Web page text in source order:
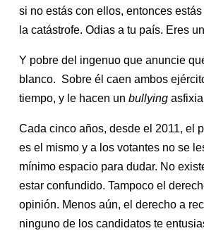
si no estás con ellos, entonces
la catástrofe. Odias a tu país. Eres
Y pobre del ingenuo que anuncie
blanco. Sobre él caen ambos
tiempo, y le hacen un bullying
Cada cinco años, desde el 2011, el
es el mismo y a los votantes no se
mínimo espacio para dudar. No
estar confundido. Tampoco el
opinión. Menos aún, el derecho a
ninguno de los candidatos te